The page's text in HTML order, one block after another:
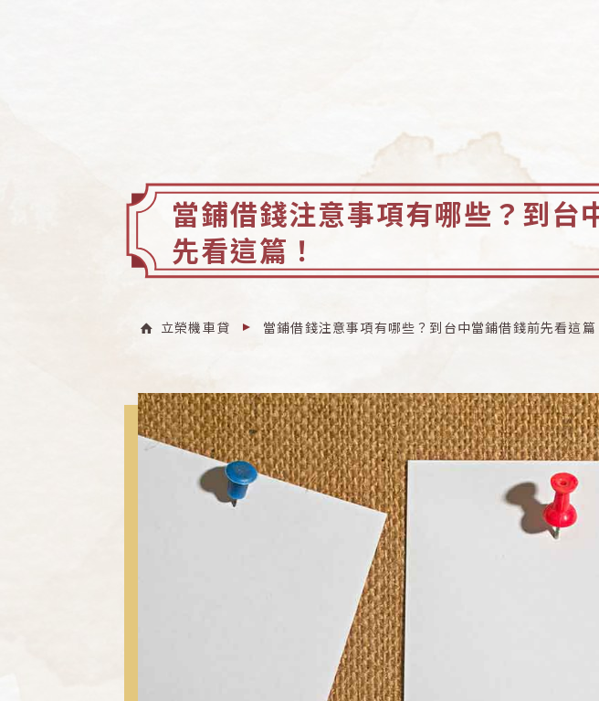
當鋪借錢注意事項有哪些？到台
先看這篇！
立榮機車貸 當鋪借錢注意事項有哪些？到台中當鋪借錢前先看這篇